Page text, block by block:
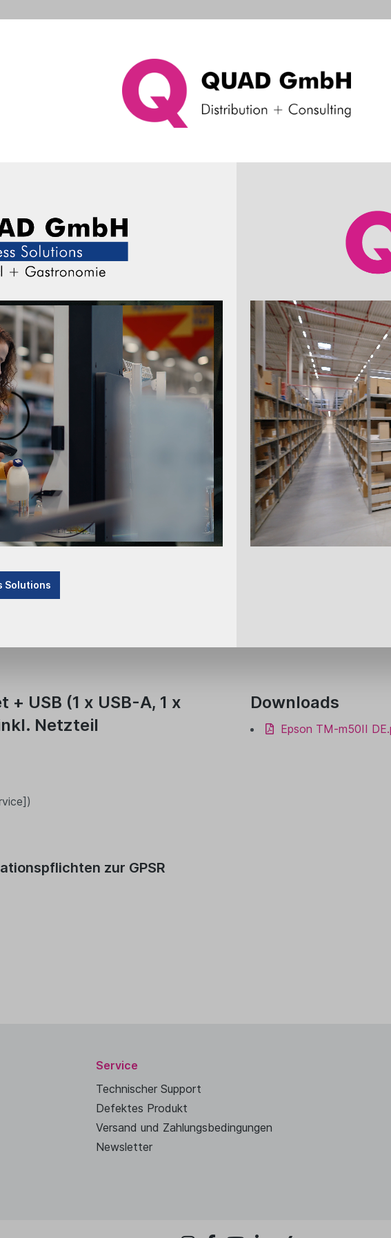
Consulting & Support
+ USB (1 x USB-A, 1 x USB-B) + RS232 -
Produkt
Die
Zum
Bondrucker
USB (1 x USB-A, 1 x
Netzteil
zur GPSR
Downloads
Epson TM-m50II
Service
Technischer Support
Defektes Produkt
Versand und Zahlungsbedingungen
Newsletter
Solutions